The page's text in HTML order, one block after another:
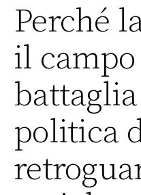
Perché
il
politica